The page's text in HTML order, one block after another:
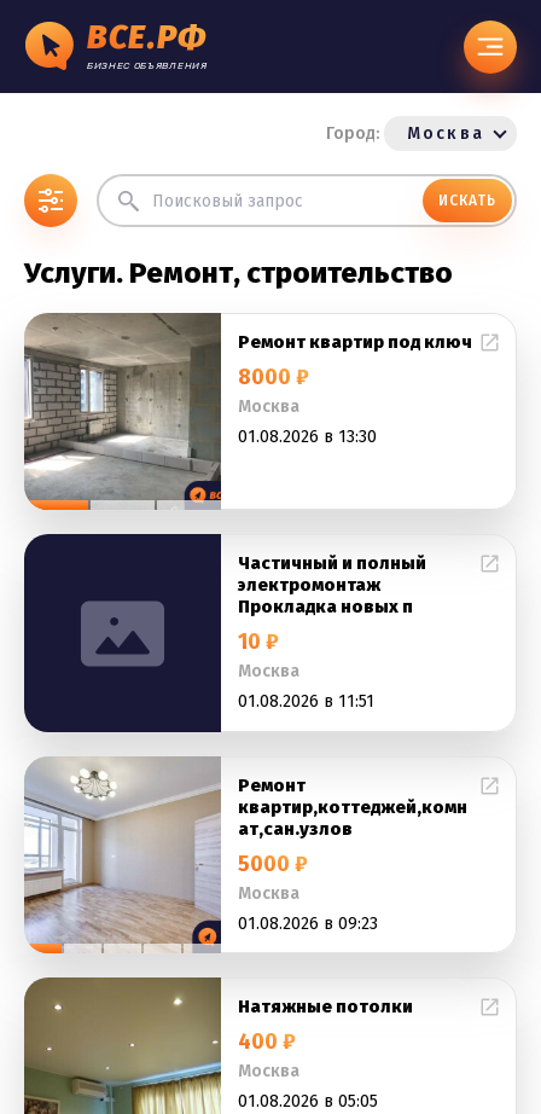
ВСЕ.РФ
БИЗНЕС ОБЪЯВЛЕНИЯ
Город: Москва
ИСКАТЬ
Услуги. Ремонт, строительство
Ремонт квартир под ключ
8000 ₽
Москва
01.08.2026 в 13:30
Частичный и полный
электромонтаж
Прокладка новых п
10 ₽
Москва
01.08.2026 в 11:51
Ремонт
квартир,коттеджей,комн
ат,сан.узлов
5000 ₽
Москва
01.08.2026 в 09:23
Натяжные потолки
400 ₽
Москва
01.08.2026 в 05:05